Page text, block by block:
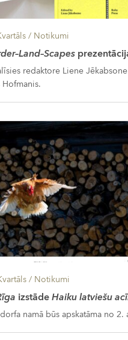
/ Notikumi
redaktore Liene
/ Notikumi
izstādeHaiku latviešu
namā būs apskatāma no 2.